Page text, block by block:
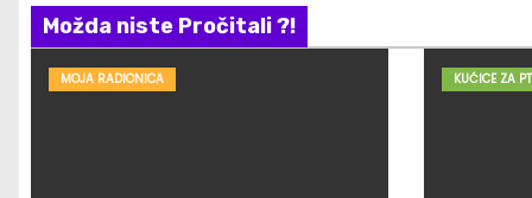
Možda niste Pročitali ?!
MOJA RADIONICA KUĆICE ZA